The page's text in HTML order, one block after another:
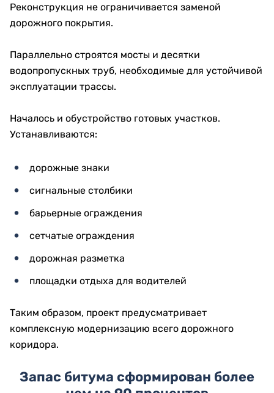
Реконструкция не ограничивается заменой
дорожного покрытия.
Параллельно строятся мосты и десятки
водопропускных труб, необходимые для устойчивой
эксплуатации трассы.
Началось и обустройство готовых участков.
Устанавливаются:
дорожные знаки
сигнальные столбики
барьерные ограждения
сетчатые ограждения
дорожная разметка
площадки отдыха для водителей
Таким образом, проект предусматривает
комплексную модернизацию всего дорожного
коридора.
Запас битума сформирован более